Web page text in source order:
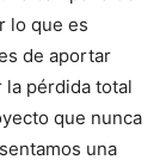
lo que es
de aportar
la pérdida total
que nunca
una